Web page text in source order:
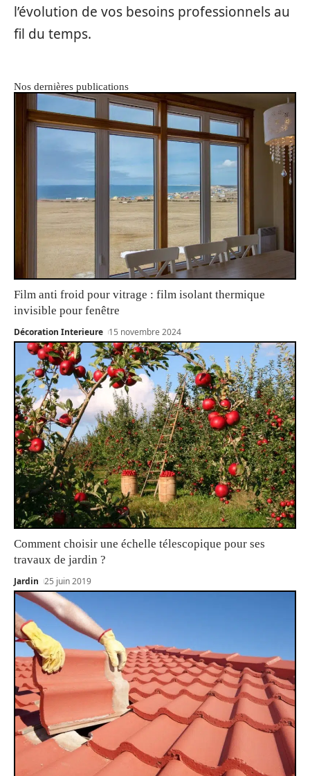
l’évolution de vos besoins professionnels au
fil du temps.
Nos dernières publications
Film anti froid pour vitrage : film isolant thermique
invisible pour fenêtre
Décoration Interieure 15 novembre 2024
Comment choisir une échelle télescopique pour ses
travaux de jardin ?
Jardin 25 juin 2019